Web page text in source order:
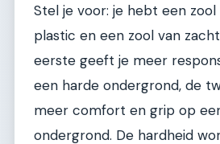
Stel je voor: je hebt een
plastic en een zool van
eerste geeft je meer
een harde ondergrond, de
meer comfort en grip op
ondergrond. De hardheid